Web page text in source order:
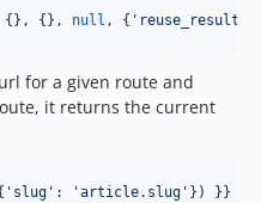
{}, {}, null , { '
for a given route and
it returns the current
' slug ' : 'article.slug ' }) }}